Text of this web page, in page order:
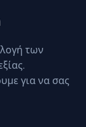
των
για να σας